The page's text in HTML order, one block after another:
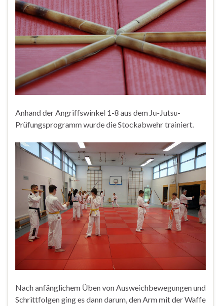
Anhand der Angriffswinkel 1-8 aus dem Ju-Jutsu-
Prüfungsprogramm wurde die Stockabwehr trainiert.
Nach anfänglichem Üben von Ausweichbewegungen und
Schrittfolgen ging es dann darum, den Arm mit der Waffe